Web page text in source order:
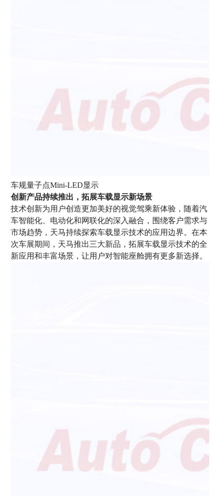
车规量子点Mini-LED显示
创新产品持续推出，拓展车载显示新场景
技术创新为用户创造更加美好的视觉驾乘新体验，随着汽
车智能化、电动化和网联化的深入融合，围绕客户需求与
市场趋势，天马持续探索车载显示技术的应用边界。在本
次车展期间，天马推出三大新品，拓展车载显示技术的全
新应用和丰富场景，让用户对智能座舱拥有更多新选择。